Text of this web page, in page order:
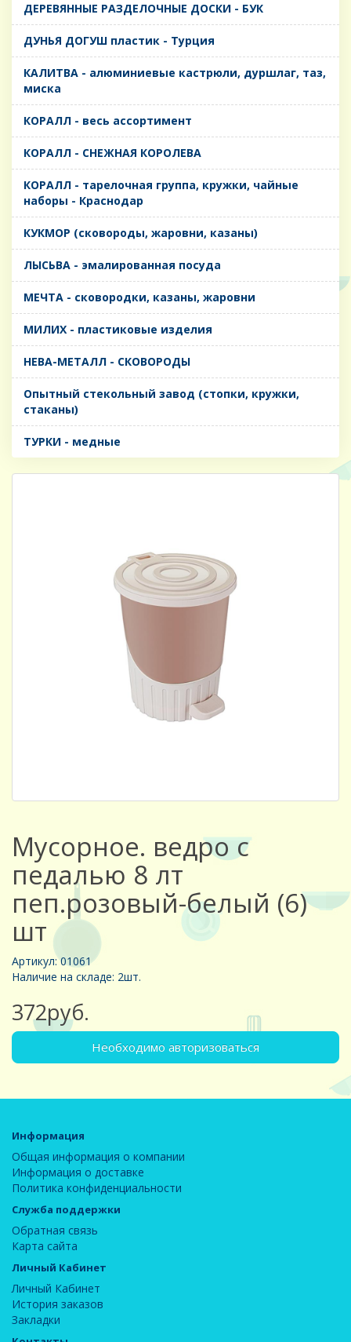
ДЕРЕВЯННЫЕ РАЗДЕЛОЧНЫЕ ДОСКИ - БУК
ДУНЬЯ ДОГУШ пластик - Турция
КАЛИТВА - алюминиевые кастрюли, дуршлаг, таз,
миска
КОРАЛЛ - весь ассортимент
КОРАЛЛ - СНЕЖНАЯ КОРОЛЕВА
КОРАЛЛ - тарелочная группа, кружки, чайные
наборы - Краснодар
КУКМОР (сковороды, жаровни, казаны)
ЛЫСЬВА - эмалированная посуда
МЕЧТА - сковородки, казаны, жаровни
МИЛИХ - пластиковые изделия
НЕВА-МЕТАЛЛ - СКОВОРОДЫ
Опытный стекольный завод (стопки, кружки,
стаканы)
ТУРКИ - медные
Мусорное. ведро с
педалью 8 лт
пеп.розовый-белый (6)
шт
Артикул: 01061
Наличие на складе: 2шт.
372руб.
Необходимо авторизоваться
Информация
Общая информация о компании
Информация о доставке
Политика конфиденциальности
Служба поддержки
Обратная связь
Карта сайта
Личный Кабинет
Личный Кабинет
История заказов
Закладки